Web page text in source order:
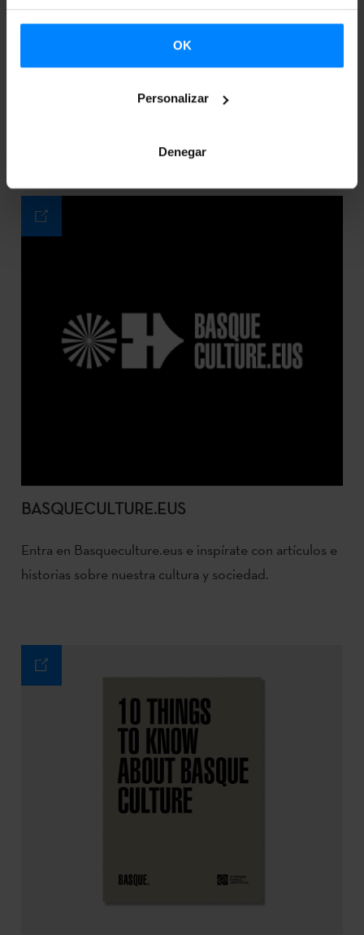
OK
Personalizar
Denegar
¿Quieres saber más sobre cine vasco? Descárgate
gratis este libro. (Euskera – Español). Las versiones
navegando en la web en euskera y en inglés
BASQUECULTURE.EUS
Entra en Basqueculture.eus e inspírate con artículos e
historias sobre nuestra cultura y sociedad.